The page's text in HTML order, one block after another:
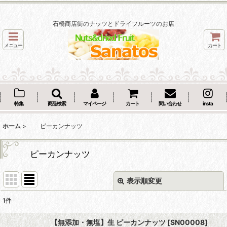
石橋商店街のナッツとドライフルーツのお店
メニュー カート
特集 商品検索 マイページ カート 問い合わせ insta
ホーム > ピーカンナッツ
ピーカンナッツ
表示順変更
1件
【無添加・無塩】生 ピーカンナッツ [SN00008]